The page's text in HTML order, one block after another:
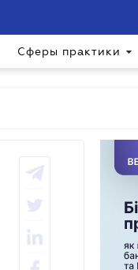
Сферы практики